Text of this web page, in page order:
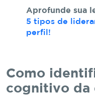
Aprofunde sua
5 tipos de
perfil!
Como
cognitivo da